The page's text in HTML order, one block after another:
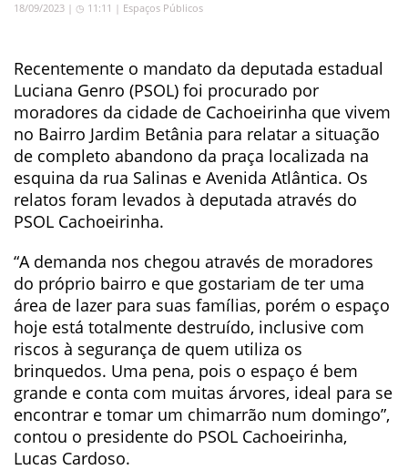
18/09/2023 | ◷ 11:11 | Espaços Públicos
Recentemente o mandato da deputada estadual
Luciana Genro (PSOL) foi procurado por
moradores da cidade de Cachoeirinha que vivem
no Bairro Jardim Betânia para relatar a situação
de completo abandono da praça localizada na
esquina da rua Salinas e Avenida Atlântica. Os
relatos foram levados à deputada através do
PSOL Cachoeirinha.
“A demanda nos chegou através de moradores
do próprio bairro e que gostariam de ter uma
área de lazer para suas famílias, porém o espaço
hoje está totalmente destruído, inclusive com
riscos à segurança de quem utiliza os
brinquedos. Uma pena, pois o espaço é bem
grande e conta com muitas árvores, ideal para se
encontrar e tomar um chimarrão num domingo”,
contou o presidente do PSOL Cachoeirinha,
Lucas Cardoso.